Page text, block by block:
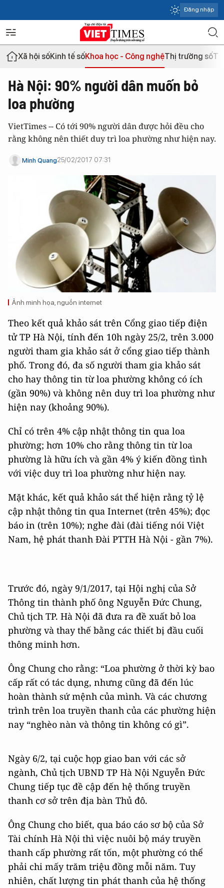
Đăng nhập
Xã hội sốKinh tế sốKhoa học - Công nghệThị trường số
Hà Nội: 90% người dân muốn bỏ
loa phường
VietTimes -- Có tới 90% người dân được hỏi đều cho
rằng không nên thiết duy trì loa phường như hiện nay.
Minh Quang25/02/2017 07:31
Ảnh minh họa, nguồn internet
Theo kết quả khảo sát trên Cổng giao tiếp điện
tử TP Hà Nội, tính đến 10h ngày 25/2, trên 3.000
người tham gia khảo sát ở cổng giao tiếp thành
phố. Trong đó, đa số người tham gia khảo sát
cho hay thông tin từ loa phường không có ích
(gần 90%) và không nên duy trì loa phường như
hiện nay (khoảng 90%).
Chỉ có trên 4% cập nhật thông tin qua loa
phường; hơn 10% cho rằng thông tin từ loa
phường là hữu ích và gần 4% ý kiến đồng tình
với việc duy trì loa phường như hiện nay.
Mặt khác, kết quả khảo sát thể hiện rằng tỷ lệ
cập nhật thông tin qua Internet (trên 45%); đọc
báo in (trên 10%); nghe đài (đài tiếng nói Việt
Nam, hệ phát thanh Đài PTTH Hà Nội - gần 7%).
Trước đó, ngày 9/1/2017, tại Hội nghị của Sở
Thông tin thành phố ông Nguyễn Đức Chung,
Chủ tịch TP. Hà Nội đã đưa ra đề xuất bỏ loa
phường và thay thế bằng các thiết bị đầu cuối
thông minh hơn.
Ông Chung cho rằng: “Loa phường ở thời kỳ bao
cấp rất có tác dụng, nhưng cũng đã đến lúc
hoàn thành sứ mệnh của mình. Và các chương
trình trên loa truyền thanh của các phường hiện
nay “nghèo nàn và thông tin không có gì”.
Ngày 6/2, tại cuộc họp giao ban với các sở
ngành, Chủ tịch UBND TP Hà Nội Nguyễn Đức
Chung tiếp tục đề cập đến hệ thống truyền
thanh cơ sở trên địa bàn Thủ đô.
Ông Chung cho biết, qua báo cáo sơ bộ của Sở
Tài chính Hà Nội thì việc nuôi bộ máy truyền
thanh cấp phường rất tốn, một phường có thể
phải chi mấy trăm triệu đồng mỗi năm. Tuy
nhiên, chất lượng tin phát thanh của hệ thống